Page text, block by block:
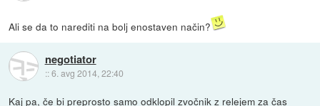
Ali se da to narediti na bolj enostaven način?
negotiator
::6. avg 2014, 22:40
Kaj pa, če bi preprosto samo odklopil zvočnik z relejem za čas